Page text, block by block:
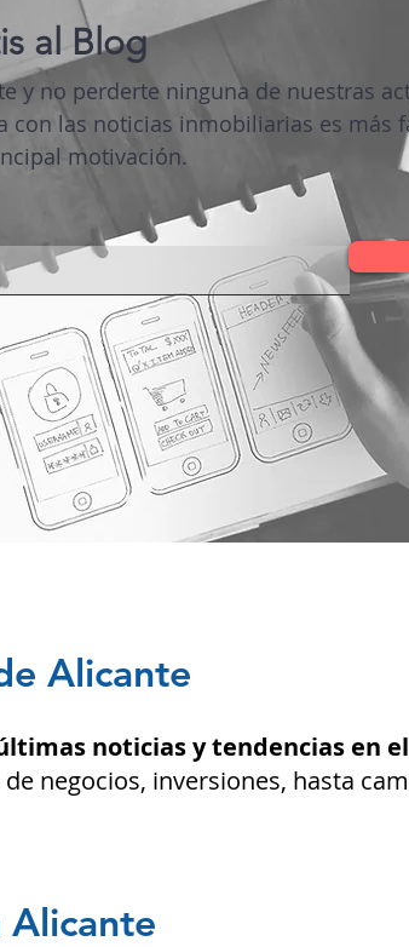
al Blog
y no perderte ninguna de nuestras
con las noticias inmobiliarias es más
motivación.
Alicante
noticias y tendencias en
negocios, inversiones, hasta
Alicante